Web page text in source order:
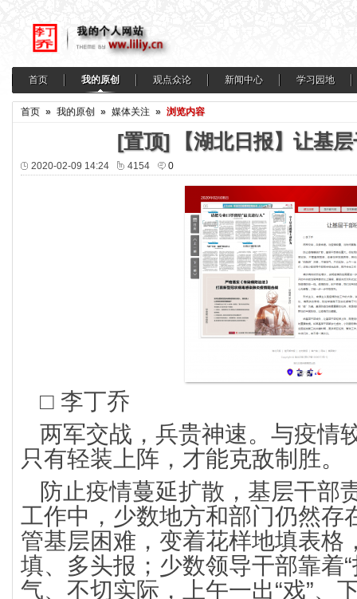
首页 我的原创 观点众论 新闻中心 学习园地
首页 » 我的原创 » 媒体关注 » 浏览内容
[置顶] 【湖北日报】让基
2020-02-09 14:24 4154 0
□ 李丁乔
两军交战，兵贵神速。与疫情
只有轻装上阵，才能克敌制胜。
防止疫情蔓延扩散，基层干部
工作中，少数地方和部门仍然存
管基层困难，变着花样地填表格
填、多头报；少数领导干部靠着
气、不切实际，上午一出“戏”、